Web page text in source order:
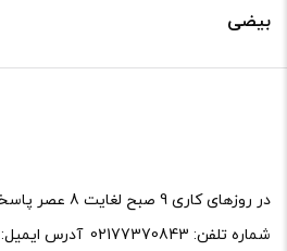
عدد
بیضی
در روزهای کاری 9 صبح لغایت 8 عصر پاسخگوی شما عزیزان هستیم.
شماره تلفن: 02177370843 آدرس ایمیل: